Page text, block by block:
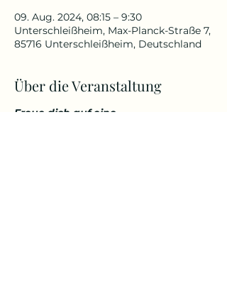
09. Aug. 2024, 08:15 – 9:30
Unterschleißheim, Max-Planck-Straße 7,
85716 Unterschleißheim, Deutschland
Über die Veranstaltung
Freue dich auf eine